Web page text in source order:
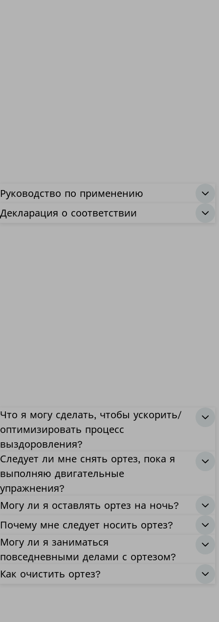
Руководство по применению
Декларация о соответствии
Что я могу сделать, чтобы ускорить/
оптимизировать процесс
выздоровления?
Следует ли мне снять ортез, пока я
выполняю двигательные
упражнения?
Могу ли я оставлять ортез на ночь?
Почему мне следует носить ортез?
Могу ли я заниматься
повседневными делами с ортезом?
Как очистить ортез?